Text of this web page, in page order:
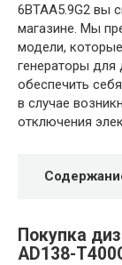
6BTAA5.9G2 вы
магазине. Мы
модели,
генераторы для
обеспечить
в случае
отключения
Покупка
AD138-